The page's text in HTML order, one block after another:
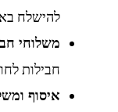
להישלח
משלוחי
חבילות
איסוף